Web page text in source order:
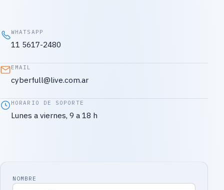
WHATSAPP
11 5617-2480
EMAIL
cyberfull@live.com.ar
HORARIO DE SOPORTE
Lunes a viernes, 9 a 18 h
NOMBRE